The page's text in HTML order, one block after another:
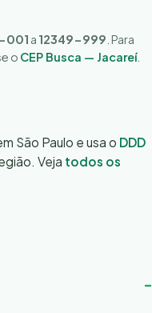
001 a 12349-999 . Para
o CEP Busca — Jacareí.
São Paulo e usa o DDD
Veja todos os